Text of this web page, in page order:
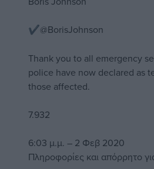
✔@BorisJohnson
Thank you to all emergency
police have now declared as
those affected.
7.932
6:03 μ.μ. – 2 Φεβ 2020
Πληροφορίες και απόρρητο